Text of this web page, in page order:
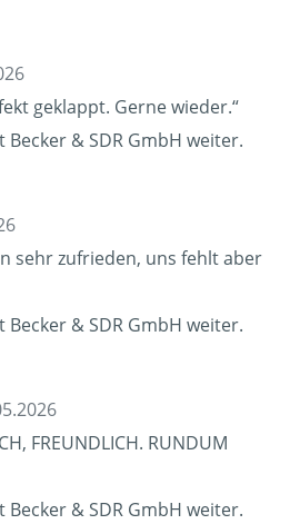
geklappt. Gerne wieder.“
& SDR GmbH weiter.
sehr zufrieden, uns fehlt aber
& SDR GmbH weiter.
FREUNDLICH. RUNDUM
& SDR GmbH weiter.